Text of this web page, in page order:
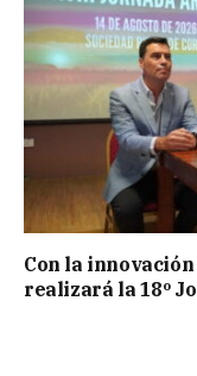
Con la
realizará la 18º